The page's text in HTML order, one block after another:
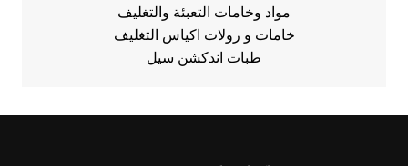
مواد وخامات التعبئة والتغليف
خامات و رولات اكياس التغليف
طبات اندكشن سيل